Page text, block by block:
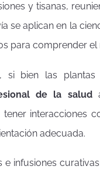
y tisanas,
se aplican en la
para comprender
bien las plantas
de la salud
interacciones
adecuada.
e infusiones